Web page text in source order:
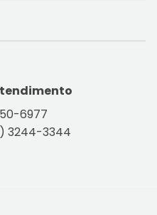
6977
3244-3344